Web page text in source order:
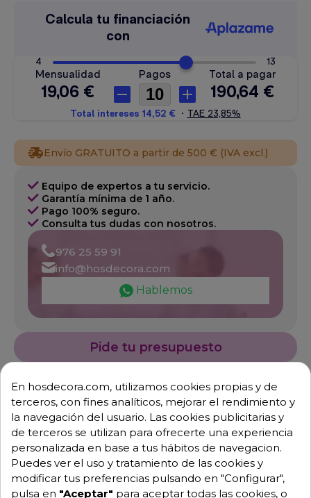
Envío GRATUITO a partir de 500 € (IVA excl.)
Equipo de expertos a tu servicio.
Garantía mínima de 1 año.
Pago 100% seguro.
Consulta tus dudas con nosotros.
976 25 59 91
info@hosdecora.com
Hablemos
Pide tu presupuesto
Descripción Detalles de producto
En hosdecora.com, utilizamos cookies propias y de
terceros, con fines analíticos, mejorar el rendimiento y
la navegación del usuario. Las cookies publicitarias y
de terceros se utilizan para ofrecerte una experiencia
personalizada en base a tus hábitos de navegacion.
Puedes ver el uso y tratamiento de las cookies y
modificar tus preferencias pulsando en "Configurar",
pulsa en "Aceptar" para aceptar todas las cookies, o